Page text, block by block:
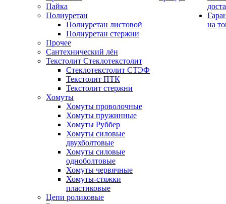
Пайка
Полиуретан
Полиуретан листовой
Полиуретан стержни
Прочее
Сантехнический лён
Текстолит Стеклотекстолит
Стеклотекстолит СТЭФ
Текстолит ПТК
Текстолит стержни
Хомуты
Хомуты проволочные
Хомуты пружинные
Хомуты Руббер
Хомуты силовые
двухболтовые
Хомуты силовые
одноболтовые
Хомуты червячные
Хомуты-стяжки
пластиковые
Цепи роликовые
на